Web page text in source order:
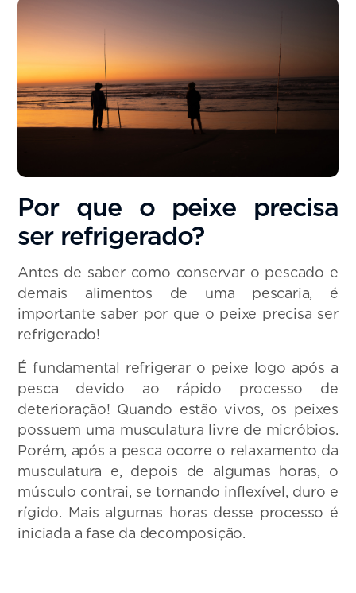
Por que o peixe precisa
ser refrigerado?
Antes de saber como conservar o pescado e
demais alimentos de uma pescaria, é
importante saber por que o peixe precisa ser
refrigerado!
É fundamental refrigerar o peixe logo após a
pesca devido ao rápido processo de
deterioração! Quando estão vivos, os peixes
possuem uma musculatura livre de micróbios.
Porém, após a pesca ocorre o relaxamento da
musculatura e, depois de algumas horas, o
músculo contrai, se tornando inflexível, duro e
rígido. Mais algumas horas desse processo é
iniciada a fase da decomposição.